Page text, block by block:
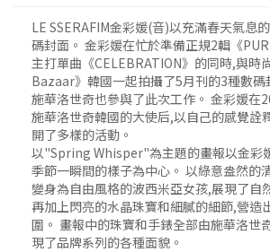
LE SSERAFIM金彩媛(音)以充滿春天氣息
碼封面。 金彩媛在忙於準備正規2輯《
主打單曲《CELEBRATION》的同時,與時
Bazaar》韓國一起拍攝了5月刊的3種數碼
施華洛世奇也參與了此次工作。 金彩媛在
施華洛世奇韓國的大使后,以自己的感覺詮
開了多樣的活動。
以"Spring Whisper"為主題的畫報以金彩
季節一瞬間的樣子為中心。 以綠意盎然的
變身為自由風格的波西米亞女孩,展現了自
再加上閃亮的水晶珠寶和細膩的細節,營造
圍。 畫報中的珠寶和手錶全部由施華洛世
現了品牌系列的各種面貌。